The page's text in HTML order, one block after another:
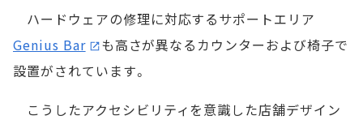
ハードウェアの修理に対応するサポートエリア
Genius Bar
も高さが異なるカウンターおよび椅子で
設置がされています。
こうしたアクセシビリティを意識した店舗デザイン